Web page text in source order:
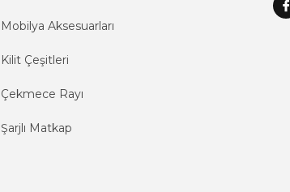
Mobilya Aksesuarları
Kilit Çeşitleri
Çekmece Rayı
Şarjlı Matkap